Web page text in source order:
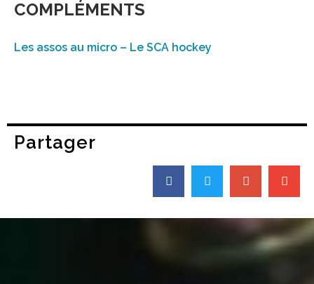
COMPLÉMENTS
Les assos au micro – Le SCA hockey
Partager